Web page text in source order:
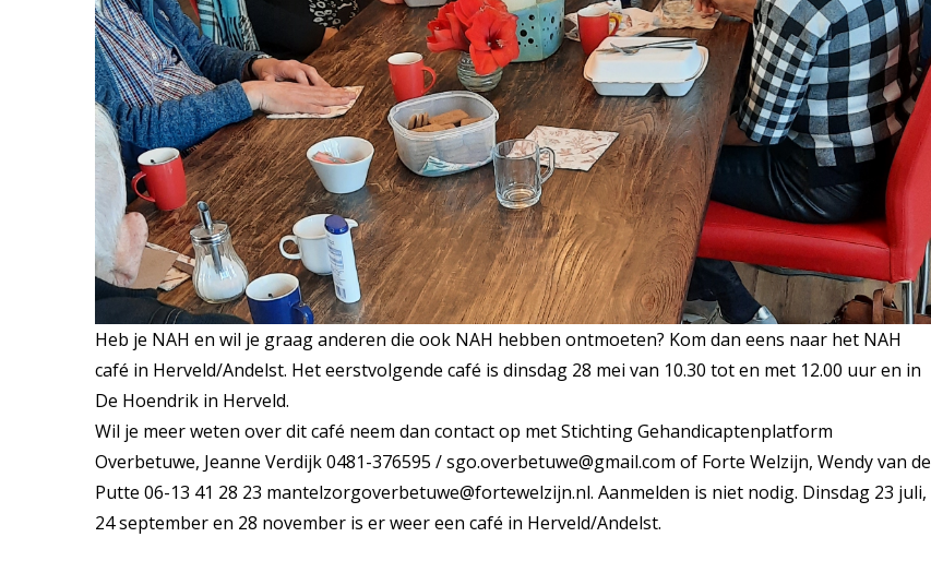
Heb je NAH en wil je graag anderen die ook NAH hebben ontmoeten? Kom dan eens naar het NAH
café in Herveld/Andelst. Het eerstvolgende café is dinsdag 28 mei van 10.30 tot en met 12.00 uur en in
De Hoendrik in Herveld.
Wil je meer weten over dit café neem dan contact op met Stichting Gehandicaptenplatform
Overbetuwe, Jeanne Verdijk 0481-376595 /sgo.overbetuwe@gmail.com of Forte Welzijn, Wendy van de
Putte 06-13 41 28 23 mantelzorgoverbetuwe@fortewelzijn.nl. Aanmelden is niet nodig. Dinsdag 23 juli,
24 september en 28 november is er weer een café in Herveld/Andelst.